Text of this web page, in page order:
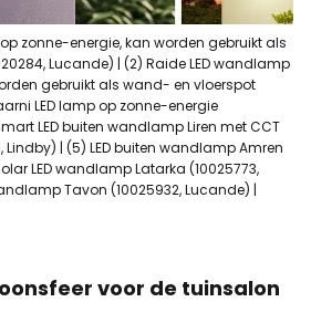
zonne-energie, kan worden gebruikt als
Lucande) | (2) Raide LED wandlamp
gebruikt als wand- en vloerspot
LED lamp op zonne-energie
LED buiten wandlamp Liren met CCT
Lindby) | (5) LED buiten wandlamp Amren
LED wandlamp Latarka (10025773,
Tavon (10025932, Lucande) |
voor de tuinsalon